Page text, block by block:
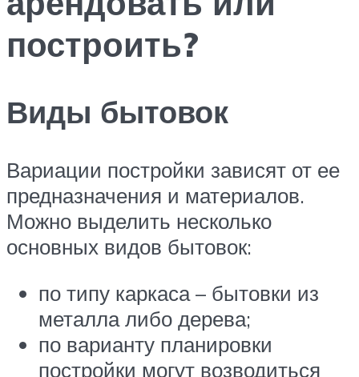
построить?
Виды бытовок
Вариации постройки зависят от ее
предназначения и материалов.
Можно выделить несколько
основных видов бытовок:
по типу каркаса – бытовки из
металла либо дерева;
по варианту планировки
постройки могут возводиться